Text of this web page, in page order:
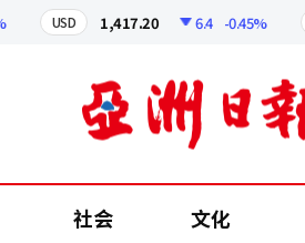
USD 1,417.20 6.4 -0.45% EUR
社会 文化